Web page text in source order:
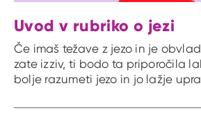
Uvod v rubriko o jezi
Če imaš težave z jezo in je
zate izziv, ti bodo ta priporočila
bolje razumeti jezo in jo lažje